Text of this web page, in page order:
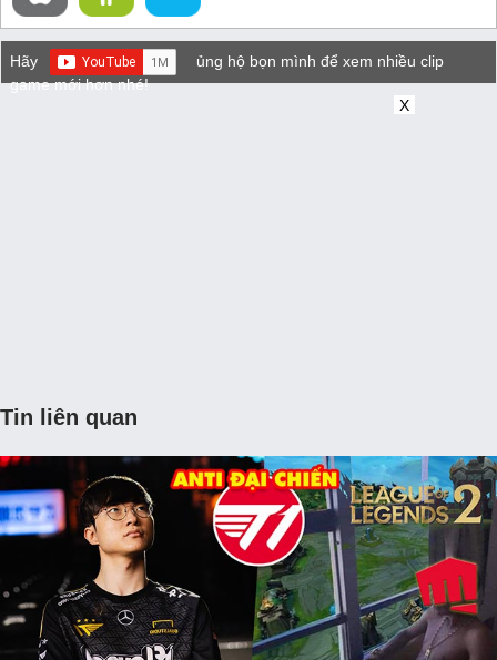
Hãy
ủng hộ bọn mình để xem nhiều clip
game mới hơn nhé!
X
Tin liên quan